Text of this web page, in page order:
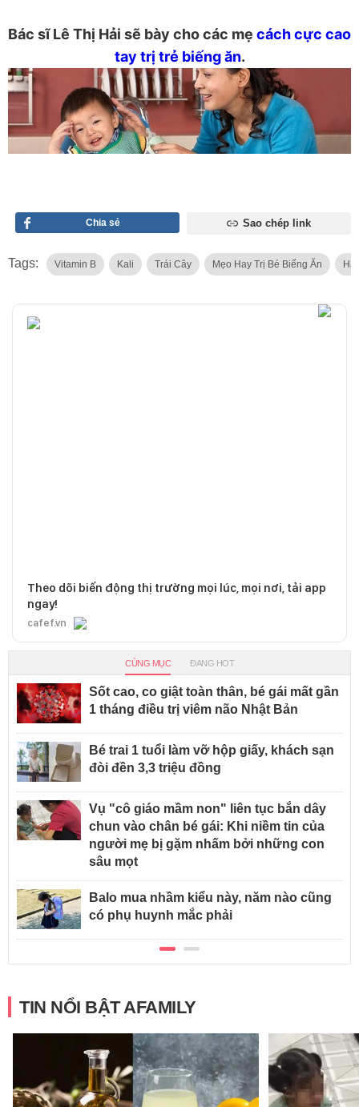
Bác sĩ Lê Thị Hải sẽ bày cho các mẹ cách cực cao
tay trị trẻ biếng ăn.
Chia sẻ Sao chép link
Tags: Vitamin B Kali Trái Cây Mẹo Hay Trị Bé Biếng Ăn Hạ
Theo dõi biến động thị trường mọi lúc, mọi nơi, tải app
ngay!
cafef.vn
CÙNG MỤC ĐANG HOT
Sốt cao, co giật toàn thân, bé gái mất gần
1 tháng điều trị viêm não Nhật Bản
Bé trai 1 tuổi làm vỡ hộp giấy, khách sạn
đòi đền 3,3 triệu đồng
Vụ "cô giáo mầm non" liên tục bắn dây
chun vào chân bé gái: Khi niềm tin của
người mẹ bị gặm nhấm bởi những con
sâu mọt
Balo mua nhầm kiểu này, năm nào cũng
có phụ huynh mắc phải
TIN NỔI BẬT AFAMILY